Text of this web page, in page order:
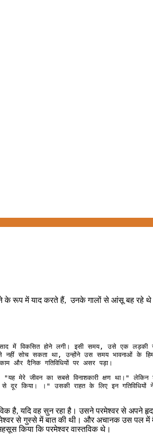
रूप में याद करते हैं, उनके गालों से आंसू बह रहे थे
सोच सकता था, उन्होंने उस समय भावनाओं के
और दैनिक गतिविधियों पर असर पड़ा।
मेरे जीवन का सबसे विनाशकारी क्षण था।"
किया। ।" उसकी राहत के लिए इन
है, यदि वह सुन रहा है। उसने परमेश्वर से अपने
से गुस्से में बात की थी। और अचानक उस पल में
किया कि परमेश्वर वास्तविक थे।